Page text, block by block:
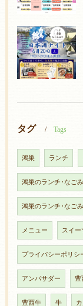
タグ Tags
鴻巣 ランチ
鴻巣のランチ･なご
鴻巣のランチ･なご
メニュー スイー
プライバシーポリシ
アンバサダー
豊西牛 牛